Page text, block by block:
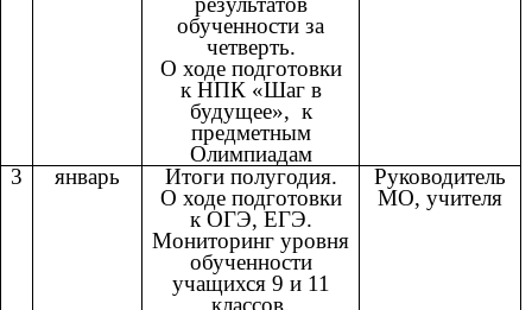
обученности за
четверть.
О ходе подготовки
к НПК «Шаг в
будущее», к
предметным
Олимпиадам
3 январь
Итоги полугодия.
О ходе подготовки
к ОГЭ, ЕГЭ.
Мониторинг уровня
обученности
учащихся 9 и 11
классов.
Руководитель
МО, учителя